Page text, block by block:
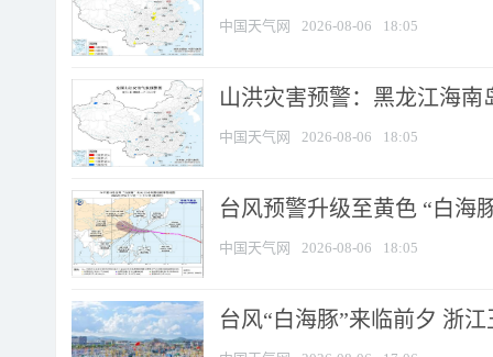
中国天气网 2026-08-06 18:05
山洪灾害预警：黑龙江海
中国天气网 2026-08-06 18:05
台风预警升级至黄色 “白海
中国天气网 2026-08-06 18:05
台风“白海豚”来临前夕 浙